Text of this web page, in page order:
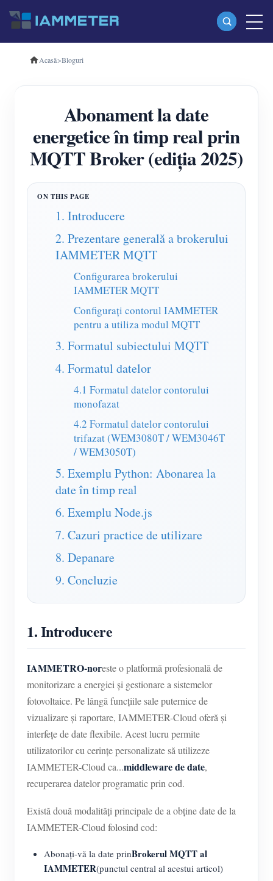
Produse
Contor de energie Wi-Fi trifazat (WEM3080T)
Contor de energie Wi-Fi trifazat (WEM3046T)
Contor de energie Wi-Fi trifazat (WEM3050T)
Controler de putere WiFi
Serviciu de self-hosting
Încărcător EV
Simulator IAMMETER
Sistem de prognoză și simulare a energiei
Aplicații
Monitor de energie al sistemului solar PV
Monitorizarea consumului de energie electrică
Sistem de control al încălzitorului fotovoltaic
Home Automation
Monitorizarea energiei din fabrică
Magazin
Resurse
Pornire rapidă a produsului
Document
Tutorial Video
FAQ
Știri
Bloguri
Comunitate
Dezvoltator
Explora
Programul de recompense
a lua legatura
Acasă>Bloguri
Abonament la date
energetice în timp real prin
MQTT Broker (ediția 2025)
1. Introducere
2. Prezentare generală a brokerului
IAMMETER MQTT
Configurarea brokerului
IAMMETER MQTT
Configurați contorul IAMMETER
pentru a utiliza modul MQTT
3. Formatul subiectului MQTT
4. Formatul datelor
4.1 Formatul datelor contorului
monofazat
4.2 Formatul datelor contorului
trifazat (WEM3080T / WEM3046T
/ WEM3050T)
5. Exemplu Python: Abonarea la
date în timp real
6. Exemplu Node.js
7. Cazuri practice de utilizare
8. Depanare
9. Concluzie
1. Introducere
IAMMETRO-noreste o platformă profesională de
monitorizare a energiei și gestionare a sistemelor
fotovoltaice. Pe lângă funcțiile sale puternice de
vizualizare și raportare, IAMMETER-Cloud oferă și
interfețe de date flexibile. Acest lucru permite
utilizatorilor cu cerințe personalizate să utilizeze
IAMMETER-Cloud ca...middleware de date,
recuperarea datelor programatic prin cod.
Există două modalități principale de a obține date de la
IAMMETER-Cloud folosind cod:
Abonați-vă la date prinBrokerul MQTT al
IAMMETER(punctul central al acestui articol)